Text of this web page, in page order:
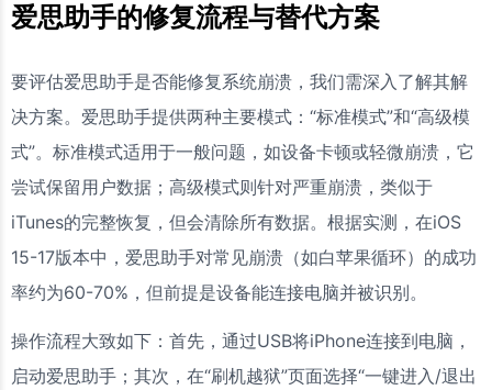
爱思助手的修复流程与替代方案
要评估爱思助手是否能修复系统崩溃，我们需深入了解其解
决方案。爱思助手提供两种主要模式：“标准模式”和“高级模
式”。标准模式适用于一般问题，如设备卡顿或轻微崩溃，它
尝试保留用户数据；高级模式则针对严重崩溃，类似于
iTunes的完整恢复，但会清除所有数据。根据实测，在iOS
15-17版本中，爱思助手对常见崩溃（如白苹果循环）的成功
率约为60-70%，但前提是设备能连接电脑并被识别。
操作流程大致如下：首先，通过USB将iPhone连接到电脑，
启动爱思助手；其次，在“刷机越狱”页面选择“一键进入/退出